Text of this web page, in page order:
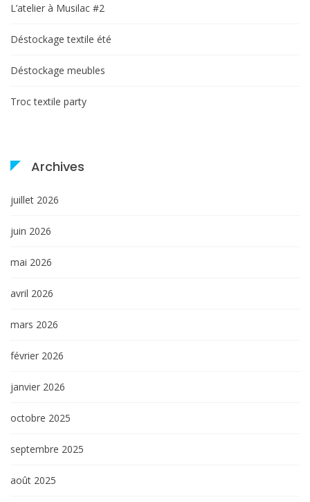
L’atelier à Musilac #2
Déstockage textile été
Déstockage meubles
Troc textile party
Archives
juillet 2026
juin 2026
mai 2026
avril 2026
mars 2026
février 2026
janvier 2026
octobre 2025
septembre 2025
août 2025